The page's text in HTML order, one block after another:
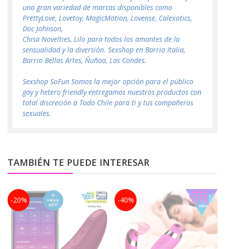
una gran variedad de marcas disponibles como
PrettyLove, Lovetoy, MagicMotion, Lovense, Calexotics,
Doc Johnson,
Chisa Novelties, Lilo para todos los amantes de la
sensualidad y la diversión. Sexshop en Barrio Italia,
Barrio Bellas Artes, Ñuñoa, Las Condes.
Sexshop SoFun Somos la mejor opción para el público
gay y hetero friendly entregamos nuestros productos con
total discreción a Todo Chile para ti y tus compañeros
sexuales.
TAMBIÉN TE PUEDE INTERESAR
-20% -40%